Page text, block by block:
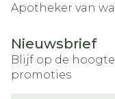
Apotheker van
Nieuwsbrief
Blijf op de
promoties